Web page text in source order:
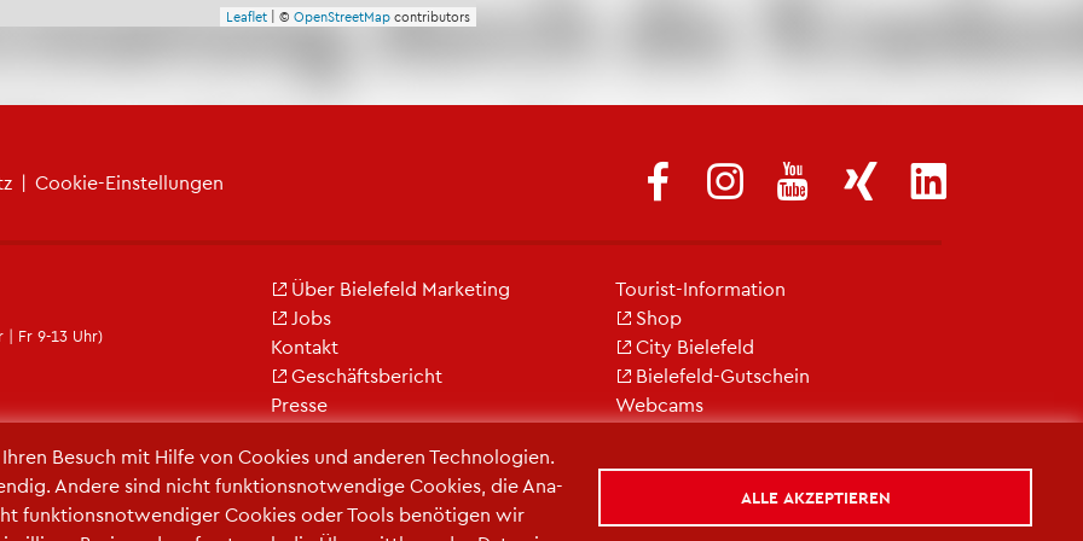
Leaf­let| © Open­Street­Mapcon­tri­bu­tors
| Coo­kie-Ein­stel­lun­gen
Be­such mit Hilfe von Coo­kies und an­de­ren Tech­no­lo­gi­en.
An­de­re sind nicht funk­ti­ons­not­wen­di­ge Coo­kies, die Ana­
funk­ti­ons­not­wen­di­ger Coo­kies oder Tools be­nö­ti­gen wir
ALLE AKZEPTIEREN
| Fr 9-13 Uhr)
Über Bie­le­feld Mar­ke­ting
Jobs
Kon­takt
Ge­schäfts­be­richt
Pres­se
Tou­rist-In­for­ma­ti­on
Shop
City Bie­le­feld
Bie­le­feld-Gut­schein
Web­cams